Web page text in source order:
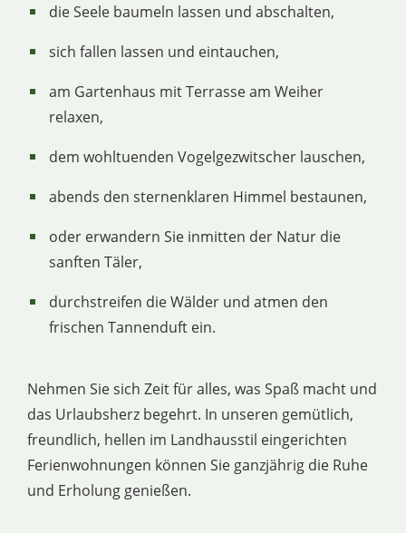
die Seele baumeln lassen und abschalten,
sich fallen lassen und eintauchen,
am Gartenhaus mit Terrasse am Weiher
relaxen,
dem wohltuenden Vogelgezwitscher lauschen,
abends den sternenklaren Himmel bestaunen,
oder erwandern Sie inmitten der Natur die
sanften Täler,
durchstreifen die Wälder und atmen den
frischen Tannenduft ein.
Nehmen Sie sich Zeit für alles, was Spaß macht und
das Urlaubsherz begehrt. In unseren gemütlich,
freundlich, hellen im Landhausstil eingerichten
Ferienwohnungen können Sie ganzjährig die Ruhe
und Erholung genießen.